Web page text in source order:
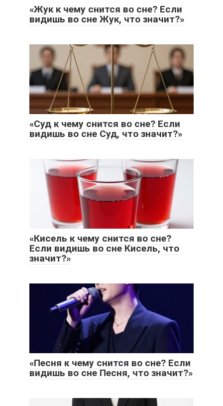
«Жук к чему снится во сне? Если
видишь во сне Жук, что значит?»
«Суд к чему снится во сне? Если
видишь во сне Суд, что значит?»
«Кисель к чему снится во сне?
Если видишь во сне Кисель, что
значит?»
«Песня к чему снится во сне? Если
видишь во сне Песня, что значит?»